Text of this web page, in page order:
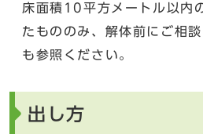
床面積10平方メートル以内
たもののみ、解体前にご相
も参照ください。
出し方